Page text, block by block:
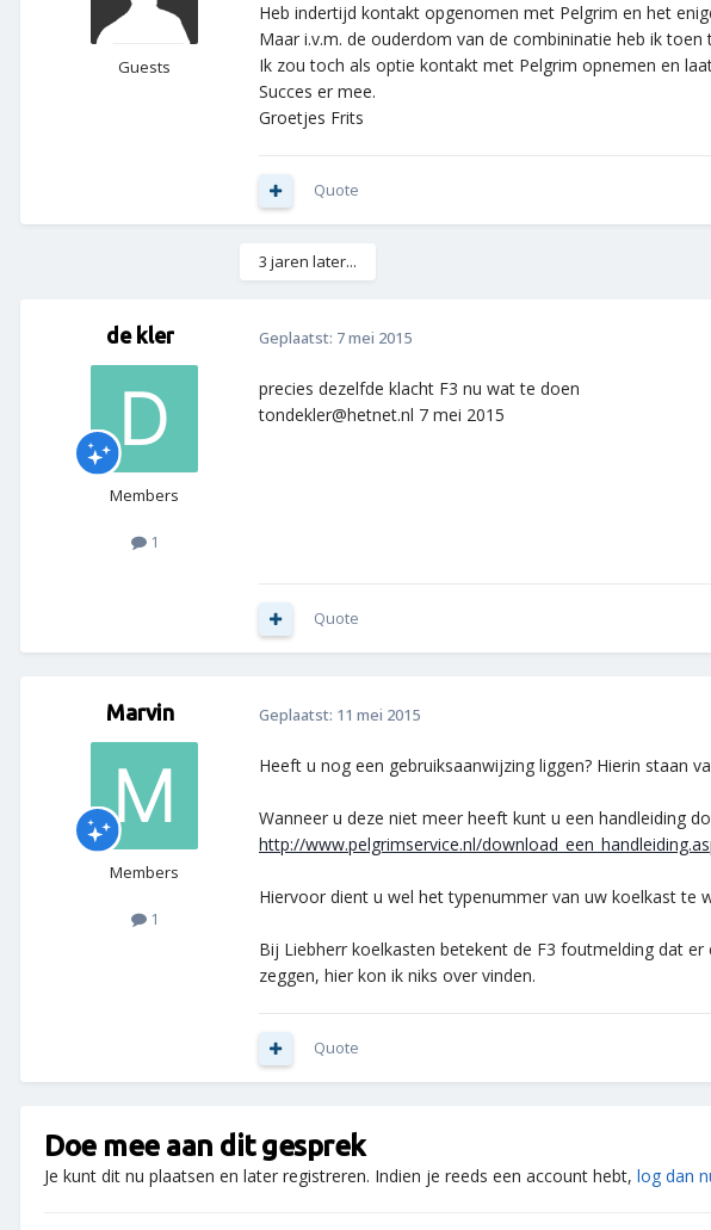
Guests
Heb indertijd kontakt opgenomen met Pelgrim en het
Maar i.v.m. de ouderdom van de combininatie heb ik
Ik zou toch als optie kontakt met Pelgrim opnemen en
Succes er mee.
Groetjes Frits
Quote
3 jaren later...
de kler
Members
1
Geplaatst: 7 mei 2015
precies dezelfde klacht F3 nu wat te doen
tondekler@hetnet.nl 7 mei 2015
Quote
Marvin
Members
1
Geplaatst: 11 mei 2015
Heeft u nog een gebruiksaanwijzing liggen? Hierin staan
Wanneer u deze niet meer heeft kunt u een handleiding
http://www.pelgrimservice.nl/
Hiervoor dient u wel het typenummer van uw koelkast te
Bij Liebherr koelkasten betekent de F3 foutmelding dat
zeggen, hier kon ik niks over vinden.
Quote
Doe mee aan dit gesprek
Je kunt dit nu plaatsen en later registreren. Indien je reeds een account hebt, log dan